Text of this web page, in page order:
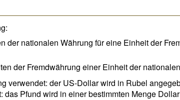
nationalen Währung für eine Einheit der
der Fremdwährung einer Einheit der
verwendet: der US-Dollar wird in Rubel
Pfund wird in einer bestimmten Menge